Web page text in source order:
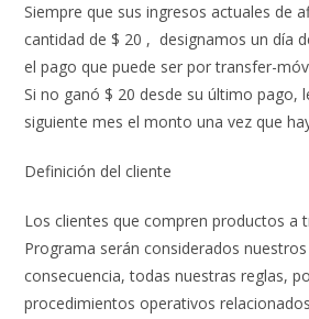
Siempre que sus ingresos actuales de
cantidad de $ 20 , designamos un día
el pago que puede ser por transfer-
Si no ganó $ 20 desde su último pago,
siguiente mes el monto una vez que
Definición del cliente
Los clientes que compren productos a
Programa serán considerados nuestros
consecuencia, todas nuestras reglas,
procedimientos operativos